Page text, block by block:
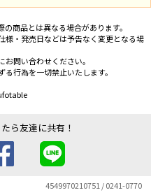
商品とは異なる場合があります。
様・発売日などは予告なく変更となる場
問い合わせください。
行為を一切禁止いたします。
ら友達に共有！
4549970210751 / 0241-0770